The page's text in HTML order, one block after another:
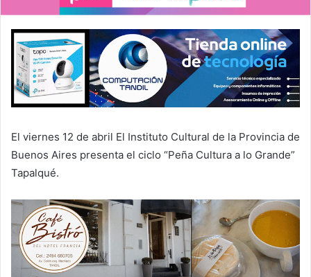
El viernes 12 de abril El Instituto Cultural de la Provincia de
Buenos Aires presenta el ciclo “Peña Cultura a lo Grande”
Tapalqué.